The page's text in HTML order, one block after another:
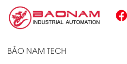
Chính vì vậy, việc nắm vững
Omron CJ1W là điều cần thiết
hiệu suất công việc của mình.
BẢO NAM TECH